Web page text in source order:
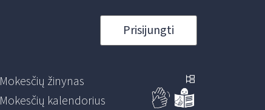
Prisijungti
Mokesčių žinynas
Mokesčių kalendorius